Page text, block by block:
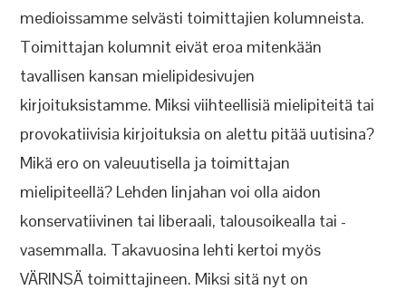
medioissamme selvästi toimittajien kolumneista.
Toimittajan kolumnit eivät eroa mitenkään
tavallisen kansan mielipidesivujen
kirjoituksistamme. Miksi viihteellisiä mielipiteitä tai
provokatiivisia kirjoituksia on alettu pitää uutisina?
Mikä ero on valeuutisella ja toimittajan
mielipiteellä? Lehden linjahan voi olla aidon
konservatiivinen tai liberaali, talousoikealla tai -
vasemmalla. Takavuosina lehti kertoi myös
VÄRINSÄ toimittajineen. Miksi sitä nyt on